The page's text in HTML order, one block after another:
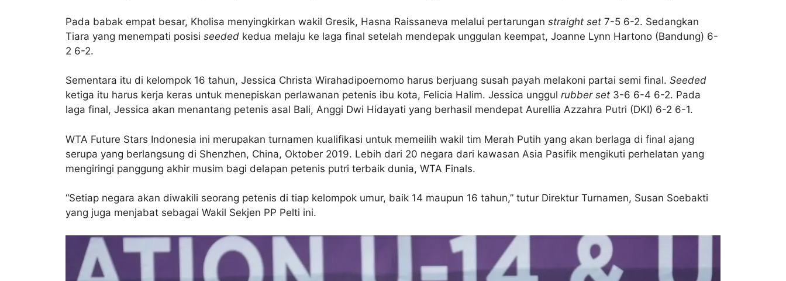
Pada babak empat besar, Kholisa menyingkirkan wakil Gresik, Hasna Raissaneva melalui pertarungan straight set 7-5 6-2. Sedangkan
Tiara yang menempati posisi seeded kedua melaju ke laga final setelah mendepak unggulan keempat, Joanne Lynn Hartono (Bandung) 6-
2 6-2.
Sementara itu di kelompok 16 tahun, Jessica Christa Wirahadipoernomo harus berjuang susah payah melakoni partai semi final. Seeded
ketiga itu harus kerja keras untuk menepiskan perlawanan petenis ibu kota, Felicia Halim. Jessica unggul rubber set 3-6 6-4 6-2. Pada
laga final, Jessica akan menantang petenis asal Bali, Anggi Dwi Hidayati yang berhasil mendepat Aurellia Azzahra Putri (DKI) 6-2 6-1.
WTA Future Stars Indonesia ini merupakan turnamen kualifikasi untuk memeilih wakil tim Merah Putih yang akan berlaga di final ajang
serupa yang berlangsung di Shenzhen, China, Oktober 2019. Lebih dari 20 negara dari kawasan Asia Pasifik mengikuti perhelatan yang
mengiringi panggung akhir musim bagi delapan petenis putri terbaik dunia, WTA Finals.
“Setiap negara akan diwakili seorang petenis di tiap kelompok umur, baik 14 maupun 16 tahun,” tutur Direktur Turnamen, Susan Soebakti
yang juga menjabat sebagai Wakil Sekjen PP Pelti ini.